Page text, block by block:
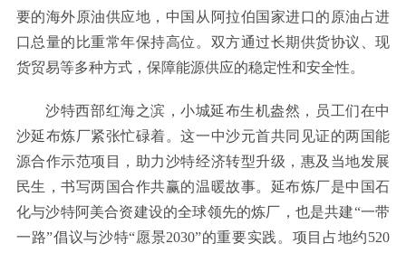
要的海外原油供应地，中国从阿拉伯国家进口的原油占进
口总量的比重常年保持高位。双方通过长期供货协议、现
货贸易等多种方式，保障能源供应的稳定性和安全性。
沙特西部红海之滨，小城延布生机盎然，员工们在中
沙延布炼厂紧张忙碌着。这一中沙元首共同见证的两国能
源合作示范项目，助力沙特经济转型升级，惠及当地发展
民生，书写两国合作共赢的温暖故事。延布炼厂是中国石
化与沙特阿美合资建设的全球领先的炼厂，也是共建“一带
一路”倡议与沙特“愿景2030”的重要实践。项目占地约520